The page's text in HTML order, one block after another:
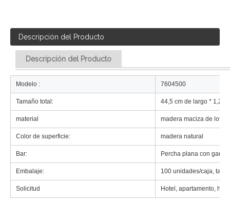
Descripción del Producto
Descripción del Producto
Modelo : 7604500
Tamaño total: 44,5 cm de largo * 1,2
material madera maciza de loto
Color de superficie: madera natural
Bar: Percha plana con
Embalaje: 100 unidades/caja,
Solicitud Hotel, apartamento,